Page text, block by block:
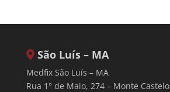
São Luís – MA
Medfix São Luís – MA
Rua 1° de Maio, 274 – Monte Castelo